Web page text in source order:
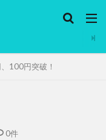
100円突破！
0件